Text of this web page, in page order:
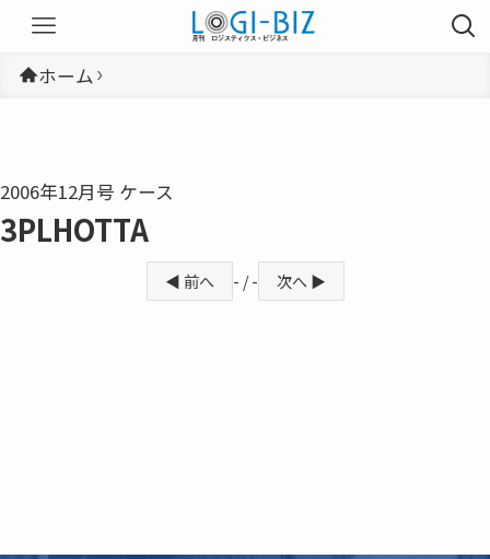
ホーム
2006年12月号 ケース
3PLHOTTA
◀ 前へ - / - 次へ ▶